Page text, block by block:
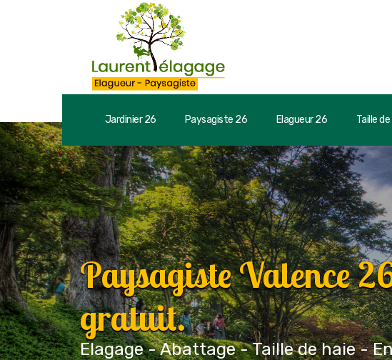
Jardinier 26 Paysagiste 26 Elagueur 26 Taille
Paysagiste Valence
gratuit.
Elagage - Abattage - Taille de haie -